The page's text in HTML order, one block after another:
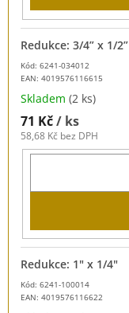
Kód: 6241-034012
EAN: 4019576116615
Redukce: 3/4” x 1/2”
Skladem (2 ks)
71 Kč/ ks
58,68 Kč bez DPH
Kód: 6241-100014
EAN: 4019576116622
Redukce: 1" x 1/4"